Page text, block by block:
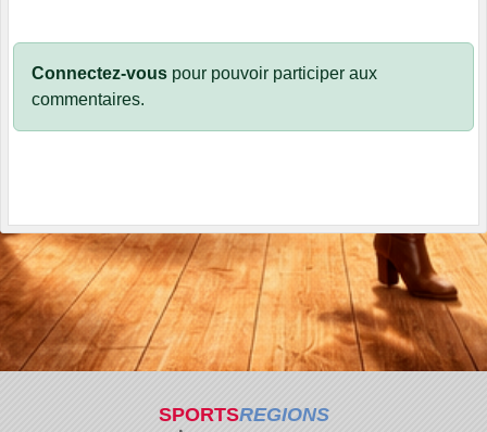
Connectez-vous pour pouvoir participer aux
commentaires.
SPORTSREGIONS